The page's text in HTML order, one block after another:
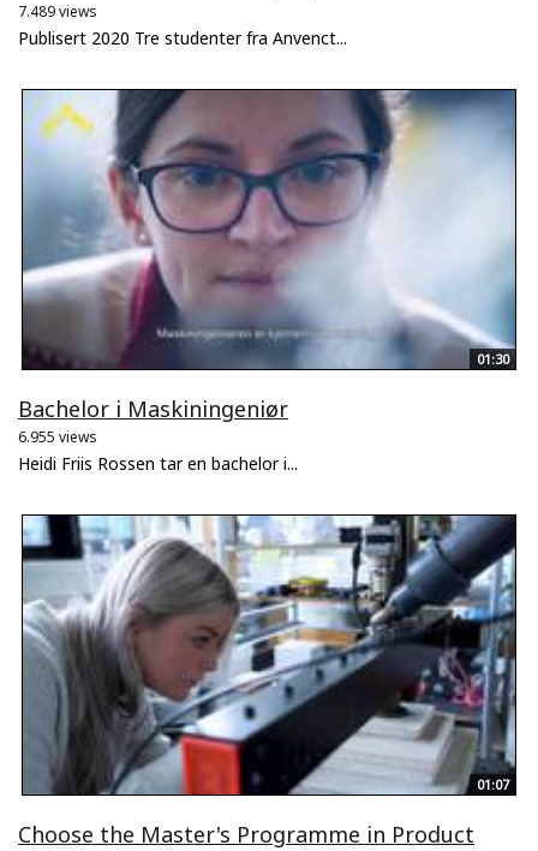
7.489 views
Publisert 2020 Tre studenter fra Anvenct...
01:30
Bachelor i Maskiningeniør
6.955 views
Heidi Friis Rossen tar en bachelor i...
01:07
Choose the Master's Programme in Product